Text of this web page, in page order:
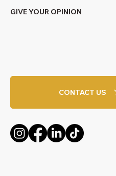
GIVE YOUR OPINION
CONTACT US